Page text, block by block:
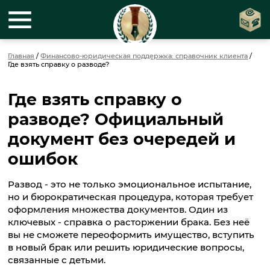
Главная /Финансово-юридическая поддержка: справочник клиента /
Где взять справку о разводе?
Где взять справку о
разводе? Официальный
документ без очередей и
ошибок
Развод - это не только эмоциональное испытание,
но и бюрократическая процедура, которая требует
оформления множества документов. Один из
ключевых - справка о расторжении брака. Без неё
вы не сможете переоформить имущество, вступить
в новый брак или решить юридические вопросы,
связанные с детьми.